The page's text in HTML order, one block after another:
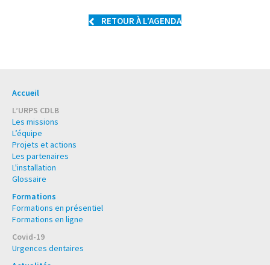
RETOUR À L’AGENDA
Accueil
L’URPS CDLB
Les missions
L’équipe
Projets et actions
Les partenaires
L'installation
Glossaire
Formations
Formations en présentiel
Formations en ligne
Covid-19
Urgences dentaires